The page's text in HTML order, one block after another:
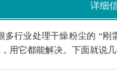
详细
行业处理干燥粉尘的 “
用它都能解决。下面就说